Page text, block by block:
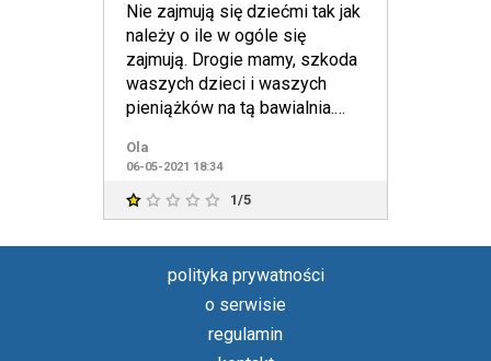
Nie zajmują się dziećmi tak jak
należy o ile w ogóle się
zajmują. Drogie mamy, szkoda
waszych dzieci i waszych
pieniążków na tą bawialnia.
Ola
06-05-2021 18:34
1/5
polityka prywatności
o serwisie
regulamin